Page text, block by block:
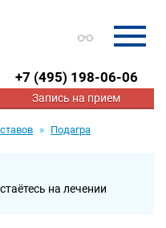
+7 (495) 198-06-06
Запись на прием
Подагра
на лечении